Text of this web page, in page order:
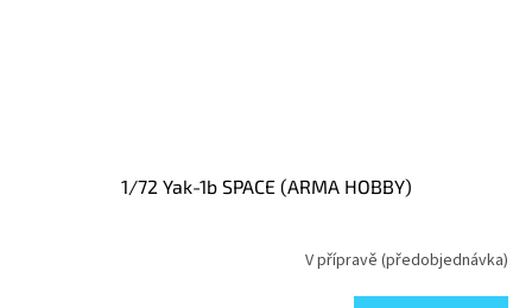
1/72 Yak-1b SPACE (ARMA HOBBY)
V přípravě (předobjednávka)